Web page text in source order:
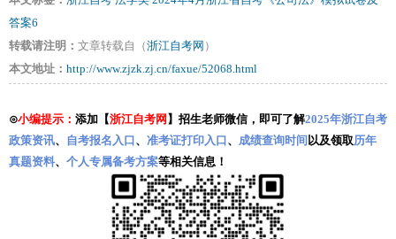
答案6
转载请注明： 文章转载自（浙江自考网 ）
本文地址： http://www.zjzk.zj.cn/faxue/52068.html
⊙小编提示： 添加【浙江自考网 】招生老师微信，即可了解2025年浙江自考
政策资讯、 自考报名入口 、 准考证打印入口 、 成绩查询时间 以及领取历年
真题资料、 个人专属备考方案等相关信息！